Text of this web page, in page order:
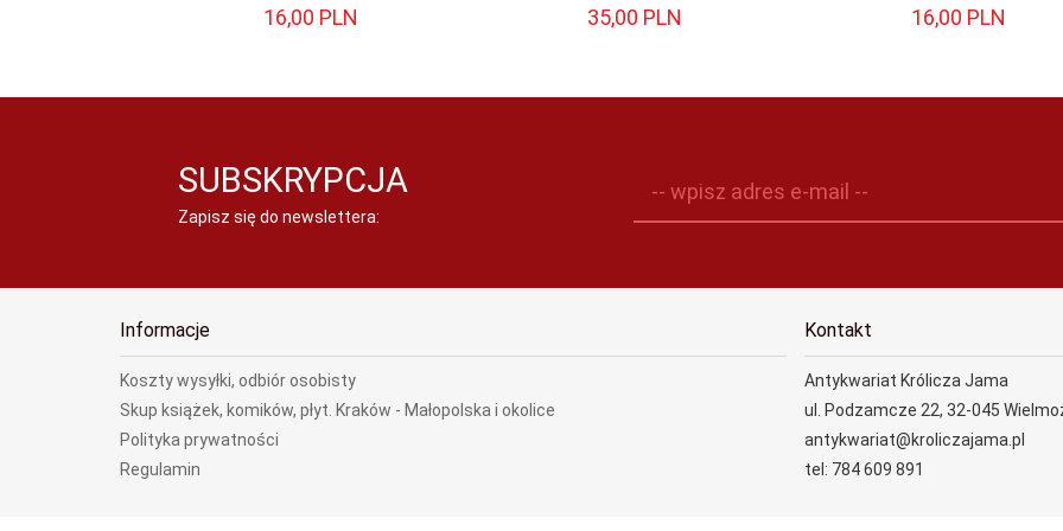
16,00 PLN 35,00 PLN 16,00 PLN
SUBSKRYPCJA
Zapisz się do newslettera:
-- wpisz adres e-mail --
Informacje
Koszty wysyłki, odbiór osobisty
Skup książek, komików, płyt. Kraków - Małopolska i okolice
Polityka prywatności
Regulamin
Kontakt
Antykwariat Królicza Jama
ul. Podzamcze 22, 32-045
antykwariat@kroliczajama.pl
tel: 784 609 891